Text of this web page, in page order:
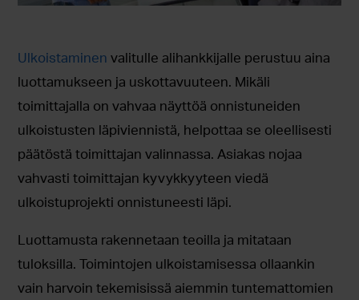
Ulkoistaminen valitulle alihankkijalle perustuu aina
luottamukseen ja uskottavuuteen. Mikäli
toimittajalla on vahvaa näyttöä onnistuneiden
ulkoistusten läpiviennistä, helpottaa se oleellisesti
päätöstä toimittajan valinnassa. Asiakas nojaa
vahvasti toimittajan kyvykkyyteen viedä
ulkoistuprojekti onnistuneesti läpi.
Luottamusta rakennetaan teoilla ja mitataan
tuloksilla. Toimintojen ulkoistamisessa ollaankin
vain harvoin tekemisissä aiemmin tuntemattomien